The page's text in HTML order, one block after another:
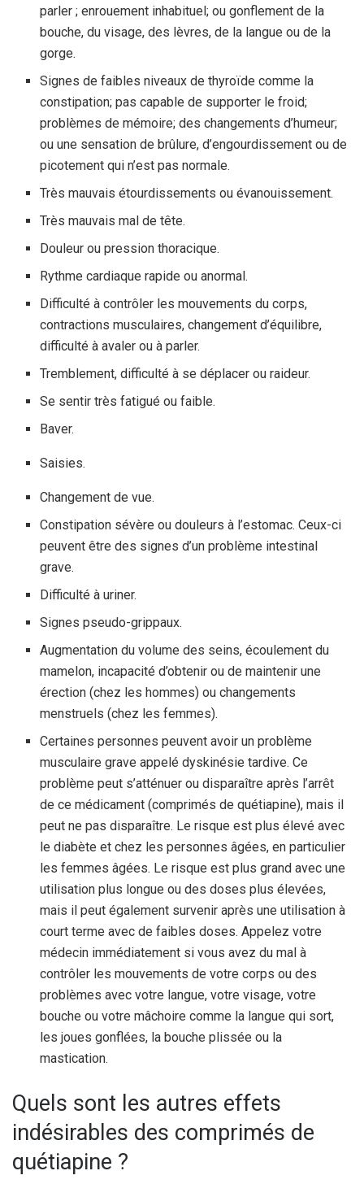
parler ; enrouement inhabituel; ou gonflement de la
bouche, du visage, des lèvres, de la langue ou de la
gorge.
Signes de faibles niveaux de thyroïde comme la
constipation; pas capable de supporter le froid;
problèmes de mémoire; des changements d’humeur;
ou une sensation de brûlure, d’engourdissement ou de
picotement qui n’est pas normale.
Très mauvais étourdissements ou évanouissement.
Très mauvais mal de tête.
Douleur ou pression thoracique.
Rythme cardiaque rapide ou anormal.
Difficulté à contrôler les mouvements du corps,
contractions musculaires, changement d’équilibre,
difficulté à avaler ou à parler.
Tremblement, difficulté à se déplacer ou raideur.
Se sentir très fatigué ou faible.
Baver.
Saisies.
Changement de vue.
Constipation sévère ou douleurs à l’estomac. Ceux-ci
peuvent être des signes d’un problème intestinal
grave.
Difficulté à uriner.
Signes pseudo-grippaux.
Augmentation du volume des seins, écoulement du
mamelon, incapacité d’obtenir ou de maintenir une
érection (chez les hommes) ou changements
menstruels (chez les femmes).
Certaines personnes peuvent avoir un problème
musculaire grave appelé dyskinésie tardive. Ce
problème peut s’atténuer ou disparaître après l’arrêt
de ce médicament (comprimés de quétiapine), mais il
peut ne pas disparaître. Le risque est plus élevé avec
le diabète et chez les personnes âgées, en particulier
les femmes âgées. Le risque est plus grand avec une
utilisation plus longue ou des doses plus élevées,
mais il peut également survenir après une utilisation à
court terme avec de faibles doses. Appelez votre
médecin immédiatement si vous avez du mal à
contrôler les mouvements de votre corps ou des
problèmes avec votre langue, votre visage, votre
bouche ou votre mâchoire comme la langue qui sort,
les joues gonflées, la bouche plissée ou la
mastication.
Quels sont les autres effets
indésirables des comprimés de
quétiapine ?